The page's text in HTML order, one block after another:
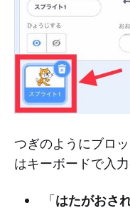
つぎのようにブロ
はキーボードで入
「はたがおさ